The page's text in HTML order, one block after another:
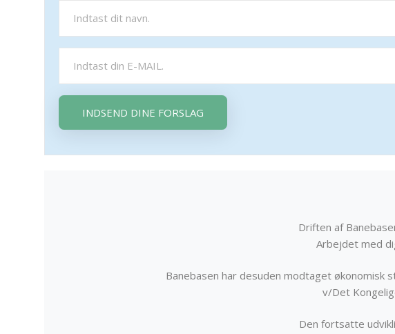
INDSEND DINE FORSLAG
Driften af
Arbejdet med
Banebasen har desuden modtaget økonomisk
v/Det
Den fortsatte